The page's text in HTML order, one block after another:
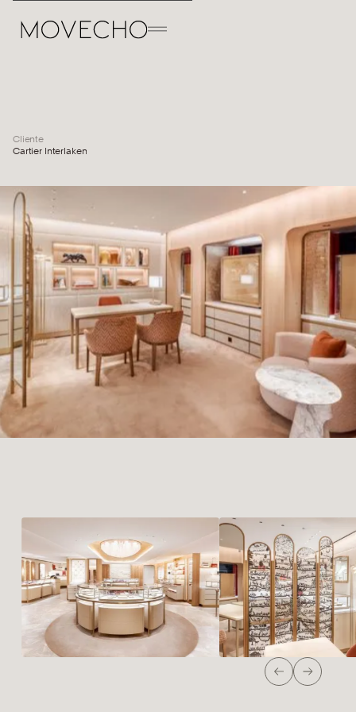
Cliente
Cartier Interlaken